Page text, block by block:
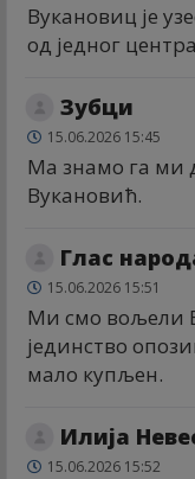
Вукановиц је
од једног
Зубци
15.06.2026 15:45
Ма знамо га ми
Вукановић.
Глас
15.06.2026 15:51
Ми смо вољели
јединство
мало купљен.
Илија
15.06.2026 15:52